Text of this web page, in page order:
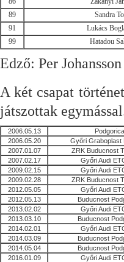
89
Sandra
91
Lukács
99
Hatadou
Edző: Per Johansson
A két csapat
játszottak
2006.05.13 Podgorica
2006.05.20
Győri Graboplast
2007.01.07
ZRK Buducnost
2007.02.17
Győri Audi
2009.02.15
Győri Audi
2009.02.28
ZRK Buducnost
2012.05.05
Győri Audi
2012.05.13
Buducnost
2013.02.02
Győri Audi
2013.03.10
Buducnost
2014.02.01
Győri Audi
2014.03.09
Buducnost
2014.05.04
Buducnost
2016.01.09
Győri Audi